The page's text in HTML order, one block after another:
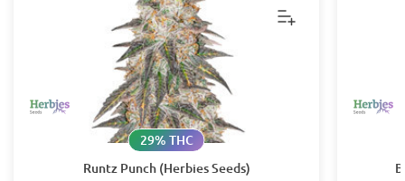
Runtz Punch (Herbies Seeds)
29% THC